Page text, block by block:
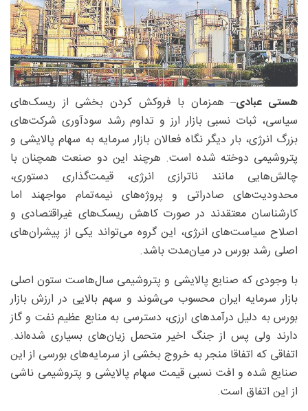
هستی عبادی– همزمان با فروکش کردن بخشی از ریسک‌های
سیاسی، ثبات نسبی بازار ارز و تداوم رشد سودآوری شرکت‌های
بزرگ انرژی، بار دیگر نگاه فعالان بازار سرمایه به سهام پالایشی و
پتروشیمی دوخته شده است. هرچند این دو صنعت همچنان با
چالش‌هایی مانند ناترازی انرژی، قیمت‌گذاری دستوری،
محدودیت‌های صادراتی و پروژه‌های نیمه‌تمام مواجهند اما
کارشناسان معتقدند در صورت کاهش ریسک‌های غیراقتصادی و
اصلاح سیاست‌های انرژی، این گروه می‌تواند یکی از پیشران‌های
اصلی رشد بورس در میان‌مدت باشد.
با وجودی که صنایع پالایشی و پتروشیمی سال‌هاست ستون اصلی
بازار سرمایه ایران محسوب می‌شوند و سهم بالایی در ارزش بازار
بورس به دلیل درآمدهای ارزی، دسترسی به منابع عظیم نفت و گاز
دارند ولی پس از جنگ اخیر متحمل زیان‌های بسیاری شده‌اند.
اتفاقی که اتفاقا منجر به خروج بخشی از سرمایه‌‌های بورسی از این
صنایع شده و افت نسبی قیمت سهام پالایشی و پتروشیمی ناشی
از این اتفاق است.